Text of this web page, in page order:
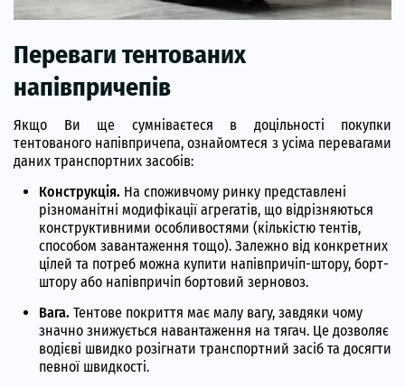
Переваги тентованих
напівпричепів
Якщо Ви ще сумніваєтеся в доцільності покупки
тентованого напівпричепа, ознайомтеся з усіма перевагами
даних транспортних засобів:
Конструкція. На споживчому ринку представлені
різноманітні модифікації агрегатів, що відрізняються
конструктивними особливостями (кількістю тентів,
способом завантаження тощо). Залежно від конкретних
цілей та потреб можна купити напівпричіп-штору, борт-
штору або напівпричіп бортовий зерновоз.
Вага. Тентове покриття має малу вагу, завдяки чому
значно знижується навантаження на тягач. Це дозволяє
водієві швидко розігнати транспортний засіб та досягти
певної швидкості.